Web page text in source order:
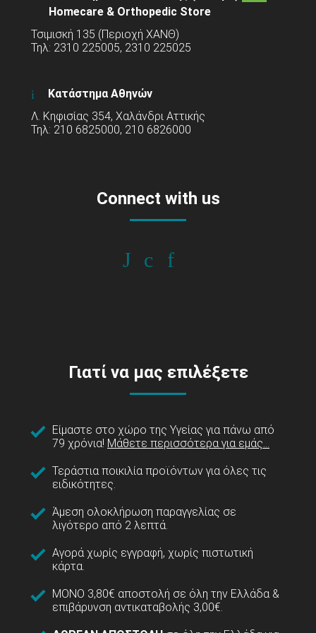
Homecare & Orthopedic Store
Τσιμισκή 135 (Περιοχή ΧΑΝΘ)
Τηλ: 2310 225005, 2310 225025
Κατάστημα Αθηνών
Λ. Κηφισίας 354, Χαλάνδρι Αττικής
Τηλ: 210 6825000, 210 6826000
Connect with us
Γιατί να μας επιλέξετε
Είμαστε στο χώρο της Υγείας για πάνω από
79 χρόνια! Μάθετε περισσότερα για εμάς...
Τεράστια ποικιλία προϊόντων για όλες τις
ειδικότητες.
Άμεση ολοκλήρωση παραγγελίας σε
λιγότερο από 2 λεπτά.
Αγορά χωρίς εγγραφή, χωρίς πιστωτική
κάρτα.
ΜΟΝΟ 3,80€ αποστολή σε όλη την Ελλάδα &
επιβάρυνση αντικαταβολής 3,00€.